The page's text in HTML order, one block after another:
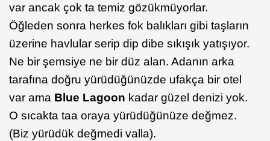
var ancak çok ta temiz gözükmüyorlar.
Öğleden sonra herkes fok balıkları gibi taşların
üzerine havlular serip dip dibe sıkışık yatışıyor.
Ne bir şemsiye ne bir düz alan. Adanın arka
tarafına doğru yürüdüğünüzde ufakça bir otel
var ama Blue Lagoon kadar güzel denizi yok.
O sıcakta taa oraya yürüdüğünüze değmez.
(Biz yürüdük değmedi valla).